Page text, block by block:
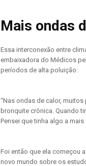
Mais ondas
Essa interconexão entre
embaixadora do Médicos
períodos de alta poluição:
“Nas ondas de calor,
bronquite crônica. Quando
Pensei que tinha algo a
Foi então que ela começou
novo mundo sobre os